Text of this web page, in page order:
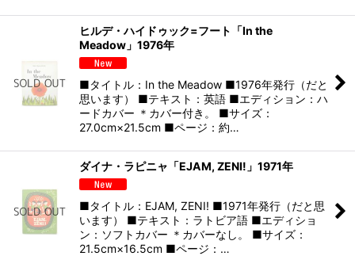
ヒルデ・ハイドゥック=フート「In the
Meadow」1976年
■タイトル：In the Meadow ■1976年発行（だと
思います） ■テキスト：英語 ■エディション：ハ
ードカバー ＊カバー付き。 ■サイズ：
27.0cm×21.5cm ■ページ：約…
ダイナ・ラピニャ「EJAM, ZENI!」1971年
■タイトル：EJAM, ZENI! ■1971年発行（だと思
います） ■テキスト：ラトビア語 ■エディショ
ン：ソフトカバー ＊カバーなし。 ■サイズ：
21.5cm×16.5cm ■ページ：…